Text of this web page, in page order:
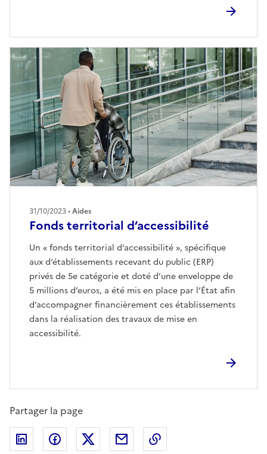
Fonds territorial d’accessibilité
Un « fonds territorial d’accessibilité », spécifique
aux d’établissements recevant du public (ERP)
privés de 5e catégorie et doté d’une enveloppe de
5 millions d’euros, a été mis en place par l’État afin
d’accompagner financièrement ces établissements
dans la réalisation des travaux de mise en
accessibilité.
31/10/2023 •Aides
Partager la page
Partager sur LinkedIn
Partager sur Facebook
Partager sur Twitter
Partager par email